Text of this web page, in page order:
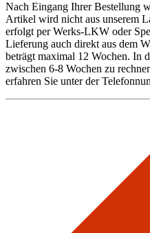
Nach Eingang Ihrer Bestellung
Artikel wird nicht aus unserem
erfolgt per Werks-LKW oder
Lieferung auch direkt aus dem
beträgt maximal 12 Wochen. In
zwischen 6-8 Wochen zu
erfahren Sie unter der